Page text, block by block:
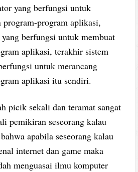
yang berfungsi untuk
program-program aplikasi,
berfungsi untuk membuat
aplikasi, terakhir sistem
untuk merancang
aplikasi itu sendiri.
picik sekali dan teramat sangat
pemikiran seseorang kalau
apabila seseorang kalau
internet dan game maka
menguasai ilmu komputer